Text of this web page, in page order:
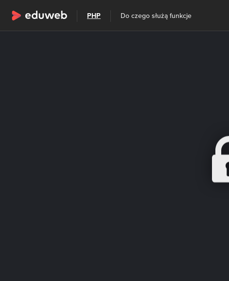
Wszystkie kategorie Szkolenia
PHP Do czego służą funkcje